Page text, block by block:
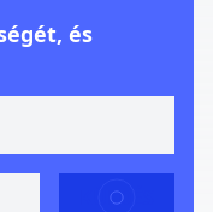
és
KÜLDÉS